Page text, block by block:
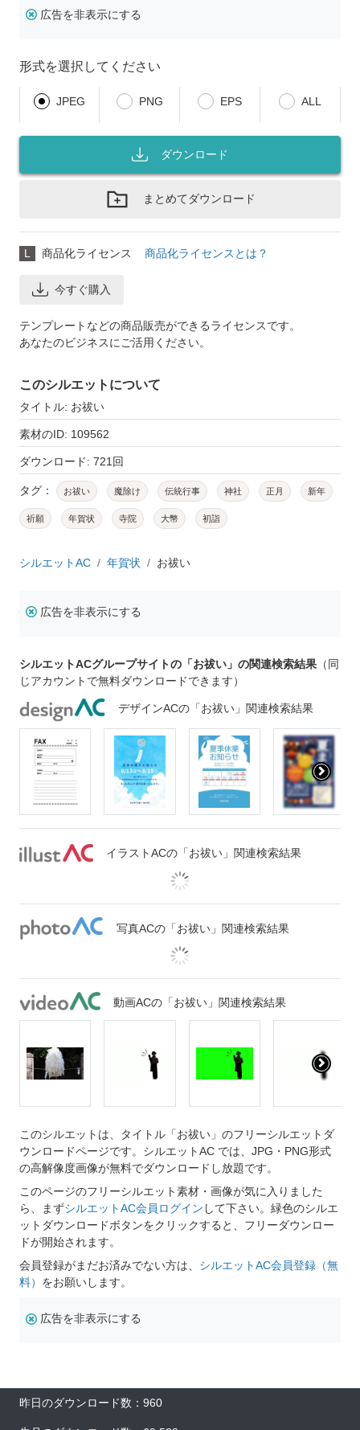
広告を非表示にする
形式を選択してください
JPEG PNG EPS ALL
ダウンロード
まとめてダウンロード
L 商品化ライセンス 商品化ライセンスとは？
今すぐ購入
テンプレートなどの商品販売ができるライセンスです。
あなたのビジネスにご活用ください。
このシルエットについて
タイトル: お祓い
素材のID: 109562
ダウンロード: 721回
タグ： お祓い 魔除け 伝統行事 神社 正月 新年
祈願 年賀状 寺院 大幣 初詣
シルエットAC 年賀状 お祓い
広告を非表示にする
シルエットACグループサイトの「お祓い」の関連検索結果 （同
じアカウントで無料ダウンロードできます）
デザインACの「お祓い」関連検索結果
イラストACの「お祓い」関連検索結果
写真ACの「お祓い」関連検索結果
動画ACの「お祓い」関連検索結果
このシルエットは、タイトル「お祓い」のフリーシルエットダ
ウンロードページです。シルエットAC では、JPG・PNG形式
の高解像度画像が無料でダウンロードし放題です。
このページのフリーシルエット素材・画像が気に入りました
ら、まずシルエットAC会員ログイン して下さい。緑色のシルエ
ットダウンロードボタンをクリックすると、フリーダウンロー
ドが開始されます。
会員登録がまだお済みでない方は、 シルエットAC会員登録（無
料） をお願いします。
広告を非表示にする
昨日のダウンロード数：960